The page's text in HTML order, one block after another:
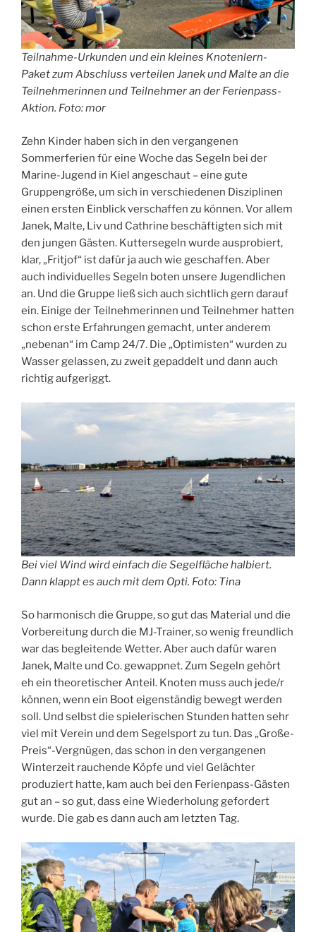
Teilnahme-Urkunden und ein kleines Knotenlern-
Paket zum Abschluss verteilen Janek und Malte an die
Teilnehmerinnen und Teilnehmer an der Ferienpass-
Aktion. Foto: mor
Zehn Kinder haben sich in den vergangenen
Sommerferien für eine Woche das Segeln bei der
Marine-Jugend in Kiel angeschaut – eine gute
Gruppengröße, um sich in verschiedenen Disziplinen
einen ersten Einblick verschaffen zu können. Vor allem
Janek, Malte, Liv und Cathrine beschäftigten sich mit
den jungen Gästen. Kuttersegeln wurde ausprobiert,
klar, „Fritjof“ ist dafür ja auch wie geschaffen. Aber
auch individuelles Segeln boten unsere Jugendlichen
an. Und die Gruppe ließ sich auch sichtlich gern darauf
ein. Einige der Teilnehmerinnen und Teilnehmer hatten
schon erste Erfahrungen gemacht, unter anderem
„nebenan“ im Camp 24/7. Die „Optimisten“ wurden zu
Wasser gelassen, zu zweit gepaddelt und dann auch
richtig aufgeriggt.
Bei viel Wind wird einfach die Segelfläche halbiert.
Dann klappt es auch mit dem Opti. Foto: Tina
So harmonisch die Gruppe, so gut das Material und die
Vorbereitung durch die MJ-Trainer, so wenig freundlich
war das begleitende Wetter. Aber auch dafür waren
Janek, Malte und Co. gewappnet. Zum Segeln gehört
eh ein theoretischer Anteil. Knoten muss auch jede/r
können, wenn ein Boot eigenständig bewegt werden
soll. Und selbst die spielerischen Stunden hatten sehr
viel mit Verein und dem Segelsport zu tun. Das „Große-
Preis“-Vergnügen, das schon in den vergangenen
Winterzeit rauchende Köpfe und viel Gelächter
produziert hatte, kam auch bei den Ferienpass-Gästen
gut an – so gut, dass eine Wiederholung gefordert
wurde. Die gab es dann auch am letzten Tag.